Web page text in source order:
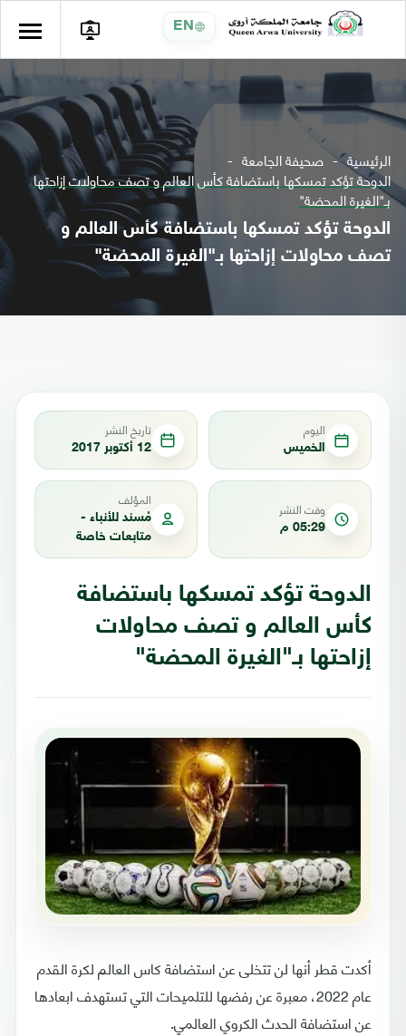
EN
الرئيسية صحيفة الجامعة
الدوحة تؤكد تمسكها باستضافة كأس العالم و تصف محاولات إزاحتها
بـ"الغيرة المحضة"
الدوحة تؤكد تمسكها باستضافة كأس العالم و
تصف محاولات إزاحتها بـ"الغيرة المحضة"
اليوم
الخميس
تاريخ النشر
12 أكتوبر 2017
وقت النشر
05:29 م
المؤلف
مُسند للأنباء -
متابعات خاصة
الدوحة تؤكد تمسكها باستضافة
كأس العالم و تصف محاولات
إزاحتها بـ"الغيرة المحضة"
أكدت قطر أنها لن تتخلى عن استضافة كاس العالم لكرة القدم
عام 2022، معبرة عن رفضها للتلميحات التي تستهدف ابعادها
عن استضافة الحدث الكروي العالمي.